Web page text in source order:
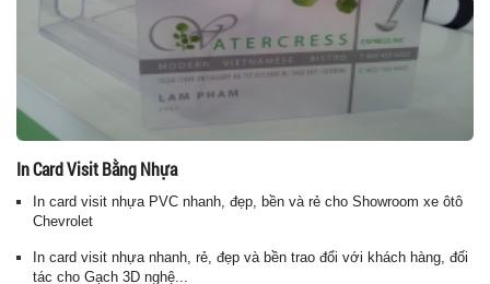
In Card Visit Bằng Nhựa
In card visit nhựa PVC nhanh, đẹp, bền và rẻ cho Showroom xe ôtô
Chevrolet
In card visit nhựa nhanh, rẻ, đẹp và bền trao đổi với khách hàng, đối
tác cho Gạch 3D nghệ...